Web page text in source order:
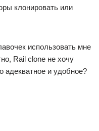
клонировать или
использовать мне
Rail clone не хочу
адекватное и удобное?